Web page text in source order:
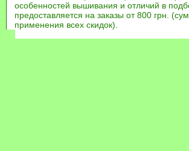
особенностей вышивания и отличий в
предоставляется на заказы от 800 грн.
применения всех скидок).